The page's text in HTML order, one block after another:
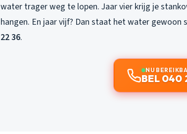
water trager weg te lopen. Jaar vier krijg je
hangen. En jaar vijf? Dan staat het water gewoon
22 36.
NU
BEL 040